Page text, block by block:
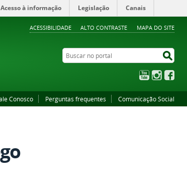
ACESSIBILIDADE ALTO CONTRASTE MAPA DO SITE
Acesso à informação Legislação Canais
Buscar no portal
YouTubeInstagram
Conosco Perguntas frequentes Comunicação Social